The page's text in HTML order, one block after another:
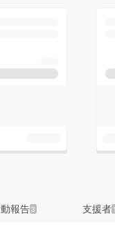
報告3 支援者